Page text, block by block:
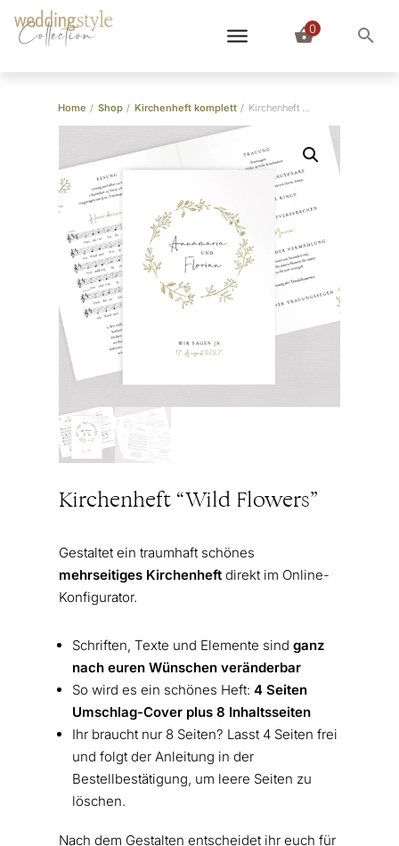
Collection 0
Home / Shop / Kirchenheft komplett / Kirchenheft “Wild Flowers”
Kirchenheft “Wild Flowers”
Gestaltet ein traumhaft schönes
mehrseitiges Kirchenheftdirekt im Online-
Konfigurator.
Schriften, Texte und Elemente sind ganz
nach euren Wünschen veränderbar
So wird es ein schönes Heft: 4 Seiten
Umschlag-Cover plus 8 Inhaltsseiten
Ihr braucht nur 8 Seiten? Lasst 4 Seiten frei
und folgt der Anleitung in der
Bestellbestätigung, um leere Seiten zu
löschen.
Nach dem Gestalten entscheidet ihr euch für